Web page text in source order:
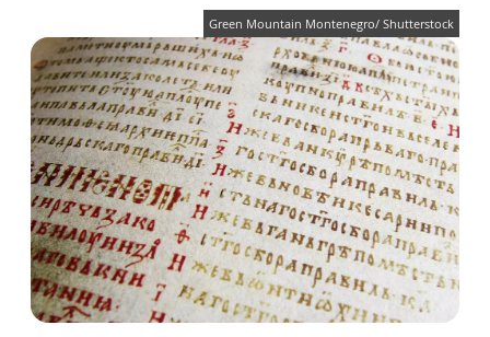
Green Mountain Montenegro/ Shutterstock